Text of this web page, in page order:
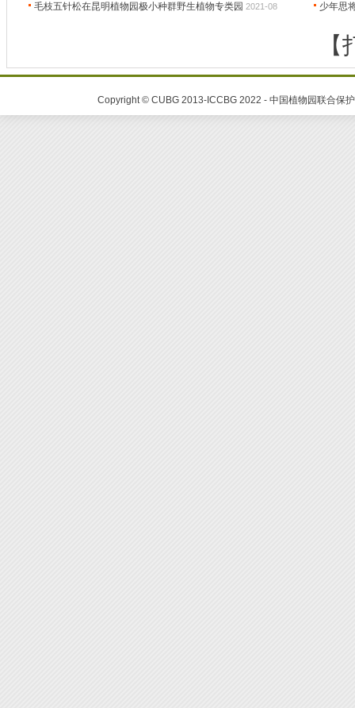
毛枝五针松在昆明植物园极小种群野生植物专类园 2021-08 少年思
Copyright © CUBG 2013-ICCBG 2022 - 中国植物园联合保